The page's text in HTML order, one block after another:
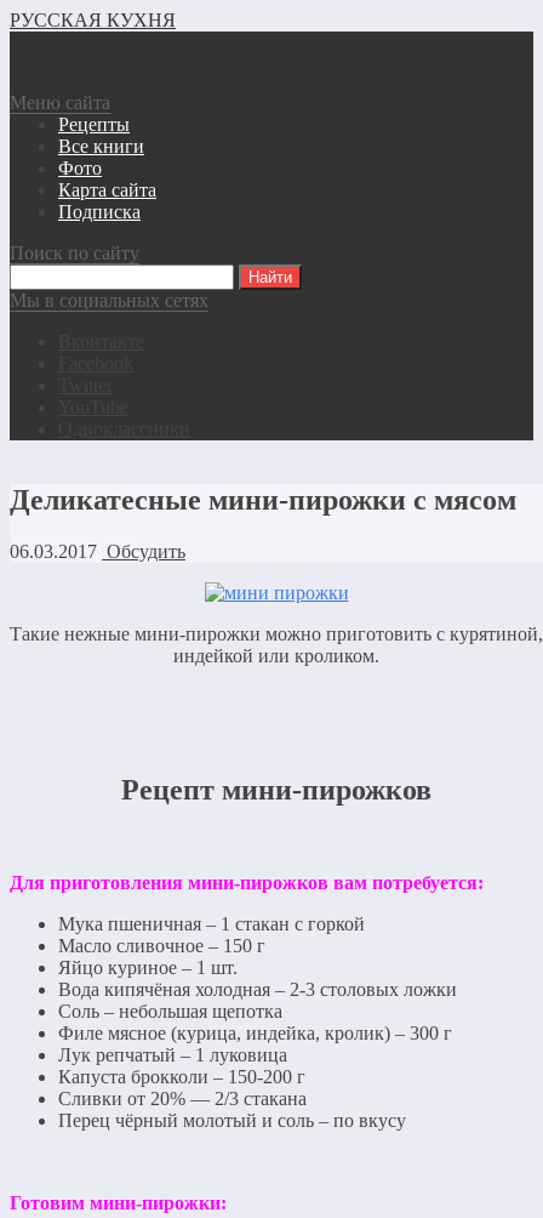
РУССКАЯ КУХНЯ
Меню сайта
Рецепты
Все книги
Фото
Карта сайта
Подписка
Поиск по сайту
Мы в социальных сетях
Деликатесные мини-пирожки с мясом
06.03.2017 Обсудить
Такие нежные мини-пирожки можно приготовить с курятиной,
индейкой или кроликом.
Рецепт мини-пирожков
Для приготовления мини-пирожков вам потребуется:
Мука пшеничная – 1 стакан с горкой
Масло сливочное – 150 г
Яйцо куриное – 1 шт.
Вода кипячёная холодная – 2-3 столовых ложки
Соль – небольшая щепотка
Филе мясное (курица, индейка, кролик) – 300 г
Лук репчатый – 1 луковица
Капуста брокколи – 150-200 г
Сливки от 20% — 2/3 стакана
Перец чёрный молотый и соль – по вкусу
Готовим мини-пирожки: